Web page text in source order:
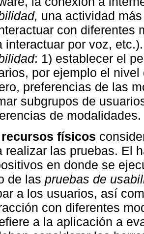
una actividad
con diferentes
interactuar por voz,
: 1) establecer el
por ejemplo el
preferencias de las
subgrupos de
de modalidades.
recursos físicos
realizar las pruebas. El
en donde se
de las pruebas de
a los usuarios, así
con diferentes
a la aplicación a